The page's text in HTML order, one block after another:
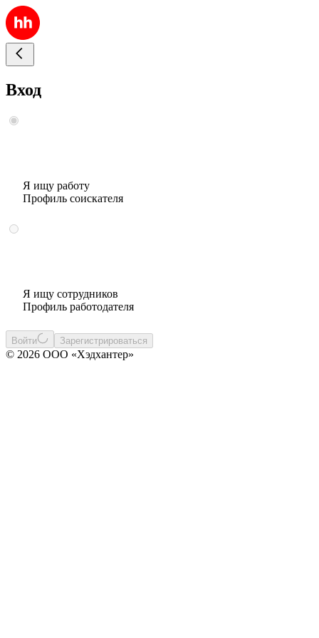
Вход
Я ищу работу
Профиль соискателя
Я ищу сотрудников
Профиль работодателя
Войти Зарегистрироваться
© 2026 ООО «Хэдхантер»